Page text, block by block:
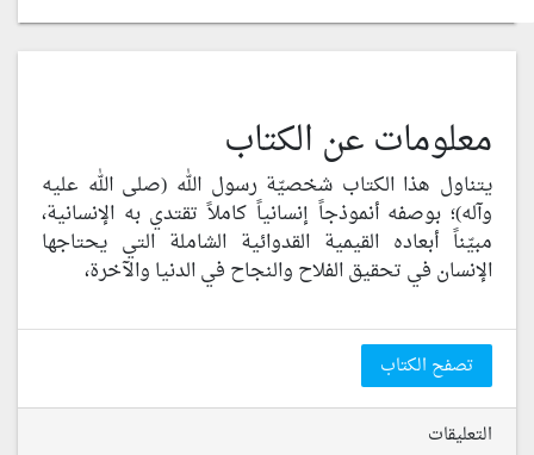
معلومات عن الكتاب
يتناول هذا الكتاب شخصيّة رسول الله (صلى الله عليه
وآله)؛ بوصفه أنموذجاً إنسانياً كاملاً تقتدي به الإنسانية،
مبيّناً أبعاده القيمية القدوائية الشاملة التي يحتاجها
الإنسان في تحقيق الفلاح والنجاح في الدنيا والآخرة،
تصفح الكتاب
التعليقات